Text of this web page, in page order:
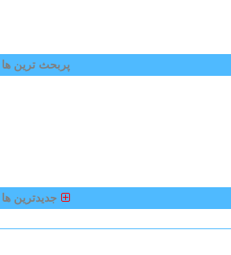
پربحث ترین ها
جدیدترین ها